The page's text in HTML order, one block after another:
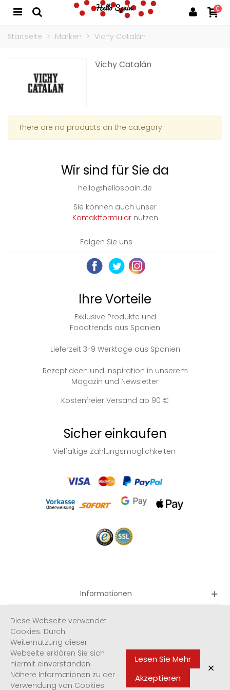
0
Startseite > Marken > Vichy Catalán
Vichy Catalán
There are no products on the category.
Wir sind für Sie da
hello@hellospain.de
Sie können auch unser
Kontaktformularnutzen
Folgen Sie uns
Ihre Vorteile
Exklusive Produkte und
Foodtrends aus Spanien
Lieferzeit 3-9 Werktage aus Spanien
Rezeptideen und Inspiration in unserem
Magazin und Newsletter
Kostenfreier Versand ab 90 €
Sicher einkaufen
Vielfältige Zahlungsmöglichkeiten
Informationen
Quicklinks
Newsletter
Diese Webseite verwendet
Cookies. Durch
Weiternutzung dieser
Webseite erklären Sie sich
hiermit einverstanden.
Nähere Informationen zu der
Verwendung von Cookies
Lesen Sie Mehr
Akzeptieren
×